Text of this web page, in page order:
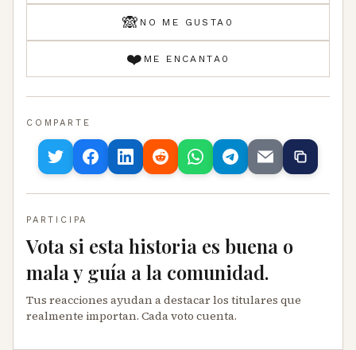
🙈 NO ME GUSTA 0
❤️ ME ENCANTA 0
COMPARTE
PARTICIPA
Vota si esta historia es buena o
mala y guía a la comunidad.
Tus reacciones ayudan a destacar los titulares que
realmente importan. Cada voto cuenta.